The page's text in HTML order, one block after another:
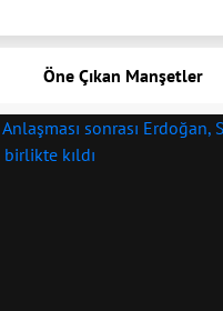
Öne Çıkan Manşetler